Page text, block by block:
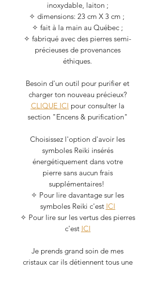
inoxydable, laiton ;
✧ dimensions: 23 cm X 3 cm ;
✧ fait à la main au Québec ;
✧ fabriqué avec des pierres semi-
précieuses de provenances
éthiques.
Besoin d'un outil pour purifier et
charger ton nouveau précieux?
CLIQUE ICI pour consulter la
section "Encens & purification"
Choisissez l'option d'avoir les
symboles Reiki insérés
énergétiquement dans votre
pierre sans aucun frais
supplémentaires!
✧ Pour lire davantage sur les
symboles Reiki c'est ICI
✧ Pour lire sur les vertus des pierres
c'est ICI
Je prends grand soin de mes
cristaux car ils détiennent tous une